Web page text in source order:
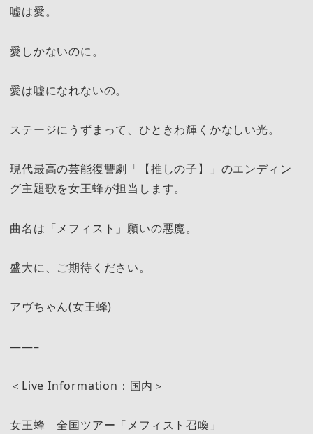
嘘は愛。
愛しかないのに。
愛は嘘になれないの。
ステージにうずまって、ひときわ輝くかなしい光。
現代最高の芸能復讐劇「【推しの子】」のエンディン
グ主題歌を女王蜂が担当します。
曲名は「メフィスト」願いの悪魔。
盛大に、ご期待ください。
アヴちゃん(女王蜂)
——–
＜Live Information：国内＞
女王蜂 全国ツアー「メフィスト召喚」